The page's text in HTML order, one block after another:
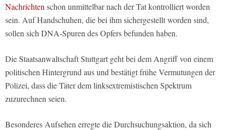
Nachrichten schon unmittelbar nach der Tat kontrolliert worden
sein. Auf Handschuhen, die bei ihm sichergestellt worden sind,
sollen sich DNA-Spuren des Opfers befunden haben.
Die Staatsanwaltschaft Stuttgart geht bei dem Angriff von einem
politischen Hintergrund aus und bestätigt frühe Vermutungen der
Polizei, dass die Täter dem linksextremistischen Spektrum
zuzurechnen seien.
Besonderes Aufsehen erregte die Durchsuchungsaktion, da sich